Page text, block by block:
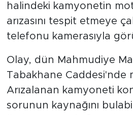
halindeki kamyonetin
arızasını tespit etmeye
telefonu kamerasıyla
Olay, dün Mahmudiye
Tabakhane Caddesi'nde
Arızalanan kamyoneti
sorunun kaynağını